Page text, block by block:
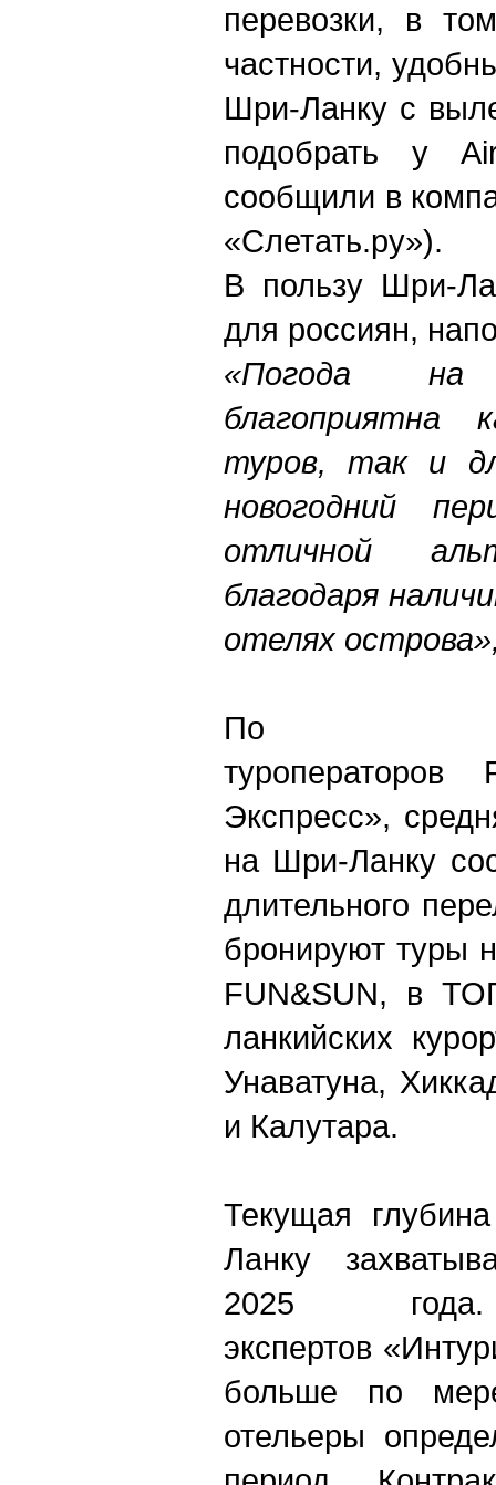
перевозки, в
частности,
Шри-Ланку с
подобрать у
сообщили в
«Слетать.ру»).
В пользу Шри-
для россиян,
«Погода на
благоприятна
туров, так и
новогодний
отличной
благодаря
отелях
По
Экспресс»,
на Шри-Ланку
длительного
бронируют туры
FUN&SUN, в
ланкийских
Унаватуна,
и Калутара.
Текущая
Ланку
2025
экспертов
больше по
отельеры